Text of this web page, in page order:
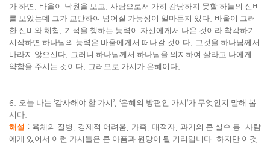
가 하면
바울이 낙원을 보고 사람으로서 가히 감당하지 못할 하늘의 신비
를 보았는데 그가 교만하여 넘어질 가능성이 얼마든지 있다 바울이 그러
한 신비와 체험
기적을 행하는 능력이 자신에게서 나온 것이라 착각하기
시작하면 하나님의 능력은 바울에게서 떠나갈 것이다 그것을 하나님께서
바라지 않으신다 그러니 하나님께서 하나님을 의지하여 살라고 나에게
약함을 주시는 것이다 그러므로 가시가 은혜이다
6. 오늘 나는 ‘감사해야 할 가시’, ‘은혜의 방편인 가시’가 무엇인지 말해 봅
시다
해설 : 육체의 질병 경제적 어려움 가족 대적자 과거의 큰 실수 등 사람
에게 있어서 이런 가시들은 큰 아픔과 원망이 될 거리입니다 하지만 이것